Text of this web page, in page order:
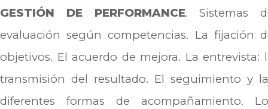
GESTIÓN DE PERFORMANCE. Sistemas
evaluación según competencias. La fijación
objetivos. El acuerdo de mejora. La entrevista:
transmisión del resultado. El seguimiento y
diferentes formas de acompañamiento.